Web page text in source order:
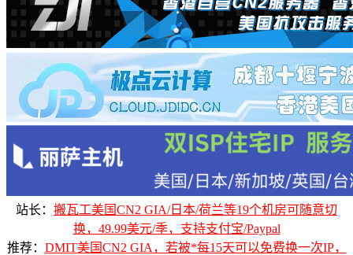
站长： 搬瓦工美国CN2 GIA/日本/荷兰等19个机房可随意切
换，49.99美元/季，支持支付宝/Paypal
推荐： DMIT美国CN2 GIA，若被*每15天可以免费换一次IP，